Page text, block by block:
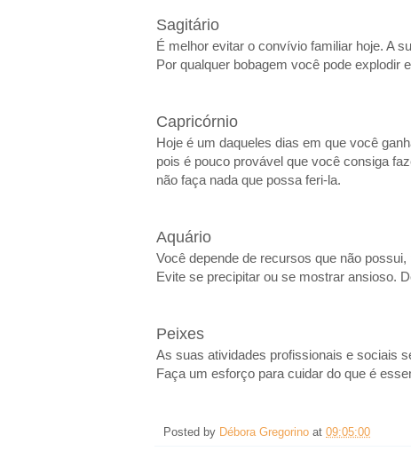
Sagitário
É melhor evitar o convívio familiar hoje. A
Por qualquer bobagem você pode explodir
Capricórnio
Hoje é um daqueles dias em que você
pois é pouco provável que você consiga
não faça nada que possa feri-la.
Aquário
Você depende de recursos que não
Evite se precipitar ou se mostrar ansioso.
Peixes
As suas atividades profissionais e sociais
Faça um esforço para cuidar do que é
Posted by Débora Gregorino at 09:05:00